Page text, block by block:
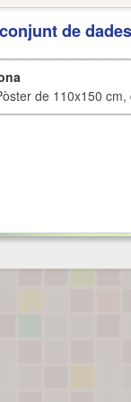
de
de 110x150